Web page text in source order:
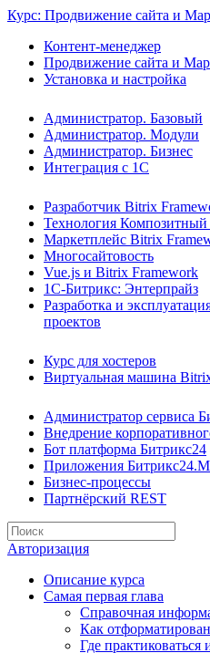
Курс: Продвижение сайта и
Контент-менеджер
Продвижение сайта и
Установка и настройка
Администратор. Базовый
Администратор. Модули
Администратор. Бизнес
Интеграция с 1С
Разработчик Bitrix
Технология Композитный
Маркетплейс Bitrix
Многосайтовость
Vue.js и Bitrix Framework
1С-Битрикс: Энтерпрайз
Разработка и
проектов
Курс для хостеров
Виртуальная машина
Администратор сервиса
Внедрение
Бот платформа Битрикс24
Приложения
Бизнес-процессы
Партнёрский REST
Авторизация
Описание курса
Самая первая глава
Справочная
Как
Где практиковаться